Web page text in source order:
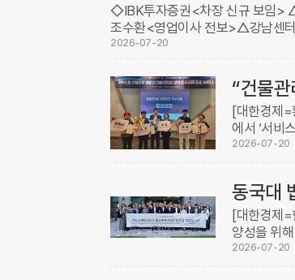
◇IBK투자증권<차장 신규 보임>
조수환<영업이사 전보>△강남센
전보> △IBK WM센터 한남동 센터
2026-07-20
[대한경제
에서 ‘서비
밝혔다. 세
2026-07-20
[대한경제
양성을 위
업개발 법
2026-07-20